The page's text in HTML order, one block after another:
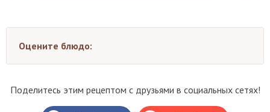
Оцените блюдо:
Поделитесь этим рецептом с друзьями в социальных сетях!